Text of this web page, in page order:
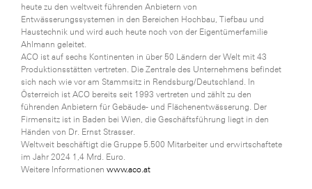
heute zu den weltweit führenden Anbietern von
Entwässerungssystemen in den Bereichen Hochbau, Tiefbau und
Haustechnik und wird auch heute noch von der Eigentümerfamilie
Ahlmann geleitet.
ACO ist auf sechs Kontinenten in über 50 Ländern der Welt mit 43
Produktionsstätten vertreten. Die Zentrale des Unternehmens befindet
sich nach wie vor am Stammsitz in Rendsburg/Deutschland. In
Österreich ist ACO bereits seit 1993 vertreten und zählt zu den
führenden Anbietern für Gebäude- und Flächenentwässerung. Der
Firmensitz ist in Baden bei Wien, die Geschäftsführung liegt in den
Händen von Dr. Ernst Strasser.
Weltweit beschäftigt die Gruppe 5.500 Mitarbeiter und erwirtschaftete
im Jahr 2024 1,4 Mrd. Euro.
Weitere Informationen www.aco.at